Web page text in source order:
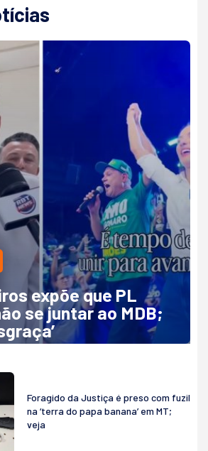
expõe que PL
se juntar ao MDB;
Foragido da Justiça é preso com fuzil
na ‘terra do papa banana’ em MT;
veja